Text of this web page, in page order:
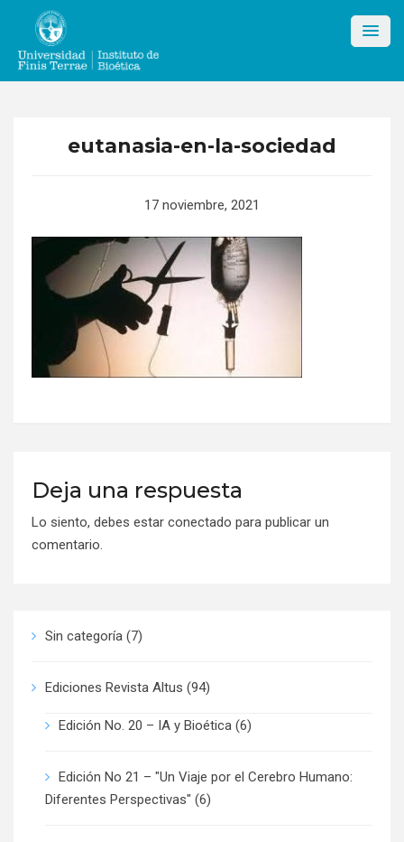
content
eutanasia-en-la-sociedad
17 noviembre, 2021
Deja una respuesta
Lo siento, debes estar conectado para publicar un
comentario.
Sin categoría (7)
Ediciones Revista Altus (94)
Edición No. 20 – IA y Bioética (6)
Edición No 21 – "Un Viaje por el Cerebro Humano:
Diferentes Perspectivas" (6)